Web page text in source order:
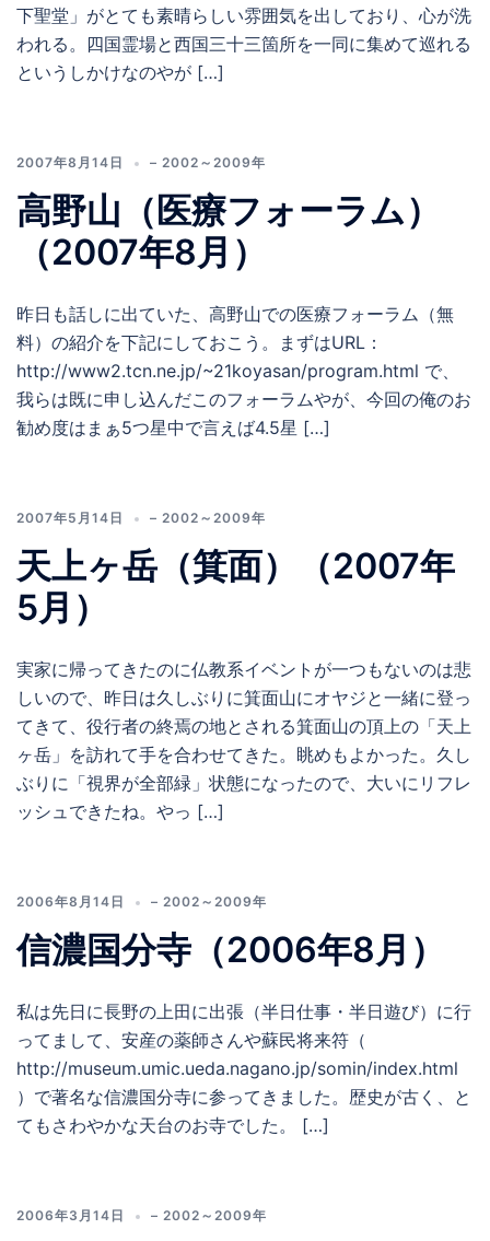
下聖堂」がとても素晴らしい雰囲気を出しており、心が洗
われる。四国霊場と西国三十三箇所を一同に集めて巡れる
というしかけなのやが […]
2007年8月14日 – 2002～2009年
高野山（医療フォーラム）
（2007年8月）
昨日も話しに出ていた、高野山での医療フォーラム（無
料）の紹介を下記にしておこう。まずはURL：
http://www2.tcn.ne.jp/~21koyasan/program.html で、
我らは既に申し込んだこのフォーラムやが、今回の俺のお
勧め度はまぁ5つ星中で言えば4.5星 […]
2007年5月14日 – 2002～2009年
天上ヶ岳（箕面）（2007年
5月）
実家に帰ってきたのに仏教系イベントが一つもないのは悲
しいので、昨日は久しぶりに箕面山にオヤジと一緒に登っ
てきて、役行者の終焉の地とされる箕面山の頂上の「天上
ヶ岳」を訪れて手を合わせてきた。眺めもよかった。久し
ぶりに「視界が全部緑」状態になったので、大いにリフレ
ッシュできたね。やっ […]
2006年8月14日 – 2002～2009年
信濃国分寺（2006年8月）
私は先日に長野の上田に出張（半日仕事・半日遊び）に行
ってまして、安産の薬師さんや蘇民将来符（
http://museum.umic.ueda.nagano.jp/somin/index.html
）で著名な信濃国分寺に参ってきました。歴史が古く、と
てもさわやかな天台のお寺でした。 […]
2006年3月14日 – 2002～2009年